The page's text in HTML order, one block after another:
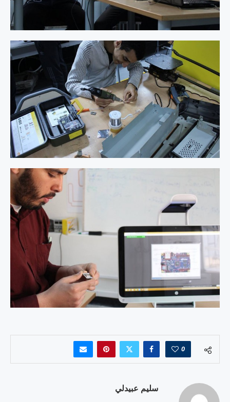
0
سليم عبيدلي